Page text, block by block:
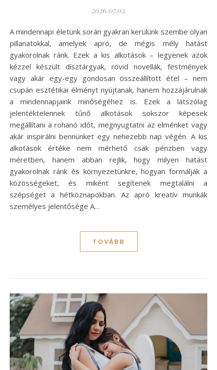
2026.07.02.
A mindennapi életünk során gyakran kerülünk szembe olyan
pillanatokkal, amelyek apró, de mégis mély hatást
gyakorolnak ránk. Ezek a kis alkotások – legyenek azok
kézzel készült dísztárgyak, rövid novellák, festmények
vagy akár egy-egy gondosan összeállított étel – nem
csupán esztétikai élményt nyújtanak, hanem hozzájárulnak
a mindennapjaink minőségéhez is. Ezek a látszólag
jelentéktelennek tűnő alkotások sokszor képesek
megállítani a rohanó időt, megnyugtatni az elménket vagy
akár inspirálni bennünket egy nehezebb nap végén. A kis
alkotások értéke nem mérhető csak pénzben vagy
méretben, hanem abban rejlik, hogy milyen hatást
gyakorolnak ránk és környezetünkre, hogyan formálják a
közösségeket, és miként segítenek megtalálni a
szépséget a hétköznapokban. Az apró kreatív munkák
személyes jelentősége A…
TOVÁBB